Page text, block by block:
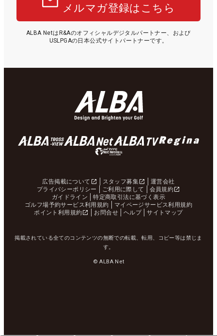
メルマガ登録はこちら
ALBA NetはR&Aのオフィシャルデジタルパートナー、および
USLPGAの日本公式サイトパートナーです。
広告掲載について スタッフ募集
運営会社
プライバシーポリシー
ご利用に際して
会員規約
ガイドライン
特定商取引法に基づく表示
ゴルフ場予約サービス利用規約
マイページサービス利用規約
ポイント利用規約
お問合せ ヘルプ サイトマップ
掲載されている全てのコンテンツの無断での転載、転用、コピー等は禁じま
す。
© ALBA Net